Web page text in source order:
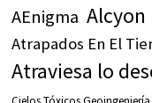
AEnigma Alcyon
Atrapados En El
Atraviesa lo